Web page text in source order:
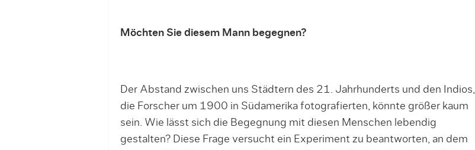
Möchten Sie diesem Mann begegnen?
Der Abstand zwischen uns Städtern des 21. Jahrhunderts und den Indios,
die Forscher um 1900 in Südamerika fotografierten, könnte größer kaum
sein. Wie lässt sich die Begegnung mit diesen Menschen lebendig
gestalten? Diese Frage versucht ein Experiment zu beantworten, an dem